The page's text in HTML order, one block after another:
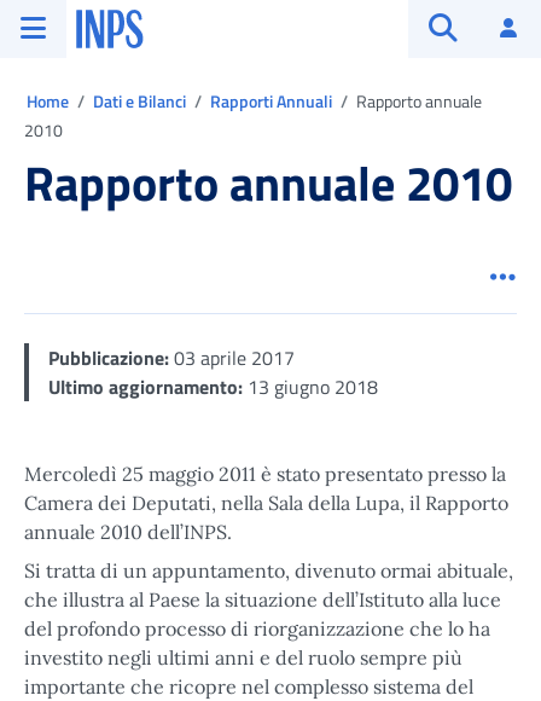
Vai al menu principale
Vai al contenuto principale
Vai al pie' di pagina
INPS ()
Home Dati e Bilanci Rapporti Annuali
Rapporto annuale
2010
Rapporto annuale 2010
Pubblicazione:03 aprile 2017
Ultimo aggiornamento: 13 giugno 2018
Mercoledì 25 maggio 2011 è stato presentato presso la
Camera dei Deputati, nella Sala della Lupa, il Rapporto
annuale 2010 dell’INPS.
Si tratta di un appuntamento, divenuto ormai abituale,
che illustra al Paese la situazione dell’Istituto alla luce
del profondo processo di riorganizzazione che lo ha
investito negli ultimi anni e del ruolo sempre più
importante che ricopre nel complesso sistema del